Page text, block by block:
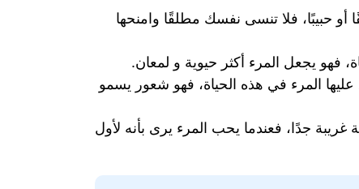
حبيبًا، فلا تنسى نفسك مطلقًا وامنحها
فهو يجعل المرء أكثر حيوية و لمعان.
المرء في هذه الحياة، فهو شعور يسمو
جدًا، فعندما يحب المرء يرى بأنه لأول